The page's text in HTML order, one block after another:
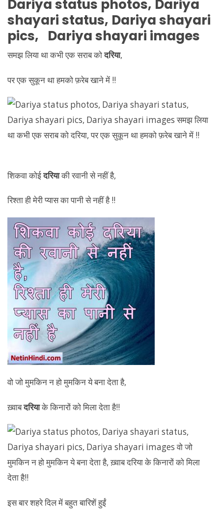
Dariyastatus photos, Dariya
shayari status, Dariyashayari
pics, Dariyashayari images
समझ लिया था कभी एक सराब कोदरिया,
पर एक सुकून था हमको फ़रेब खाने में !!
शिकवा कोईदरियाकी रवानी से नहीं है,
रिश्ता ही मेरी प्यास का पानी से नहीं है !!
वो जो मुमकिन न हो मुमकिन ये बना देता है,
ख़्वाबदरियाके किनारों को मिला देता है!!
इस बार शहरे दिल में बहुत बारिशें हुईं